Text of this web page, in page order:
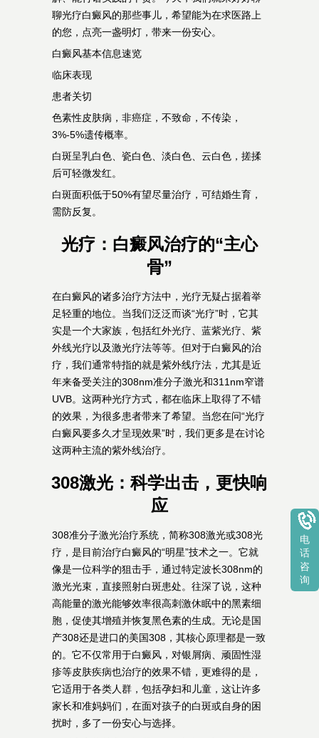
聊光疗白癜风的那些事儿，希望能为在求医路上
的您，点亮一盏明灯，带来一份安心。
白癜风基本信息速览
临床表现
患者关切
色素性皮肤病，非癌症，不致命，不传染，
3%-5%遗传概率。
白斑呈乳白色、瓷白色、淡白色、云白色，搓揉
后可轻微发红。
白斑面积低于50%有望尽量治疗，可结婚生育，
需防反复。
光疗：白癜风治疗的“主心
骨”
在白癜风的诸多治疗方法中，光疗无疑占据着举
足轻重的地位。当我们泛泛而谈“光疗”时，它其
实是一个大家族，包括红外光疗、蓝紫光疗、紫
外线光疗以及激光疗法等等。但对于白癜风的治
疗，我们通常特指的就是紫外线疗法，尤其是近
年来备受关注的308nm准分子激光和311nm窄谱
UVB。这两种光疗方式，都在临床上取得了不错
的效果，为很多患者带来了希望。当您在问“光疗
白癜风要多久才呈现效果”时，我们更多是在讨论
这两种主流的紫外线治疗。
308激光：科学出击，更快响
应
308准分子激光治疗系统，简称308激光或308光
疗，是目前治疗白癜风的“明星”技术之一。它就
像是一位科学的狙击手，通过特定波长308nm的
激光光束，直接照射白斑患处。往深了说，这种
高能量的激光能够效率很高刺激休眠中的黑素细
胞，促使其增殖并恢复黑色素的生成。无论是国
产308还是进口的美国308，其核心原理都是一致
的。它不仅常用于白癜风，对银屑病、顽固性湿
疹等皮肤疾病也治疗的效果不错，更难得的是，
它适用于各类人群，包括孕妇和儿童，这让许多
家长和准妈妈们，在面对孩子的白斑或自身的困
扰时，多了一份安心与选择。
电
话
咨
询